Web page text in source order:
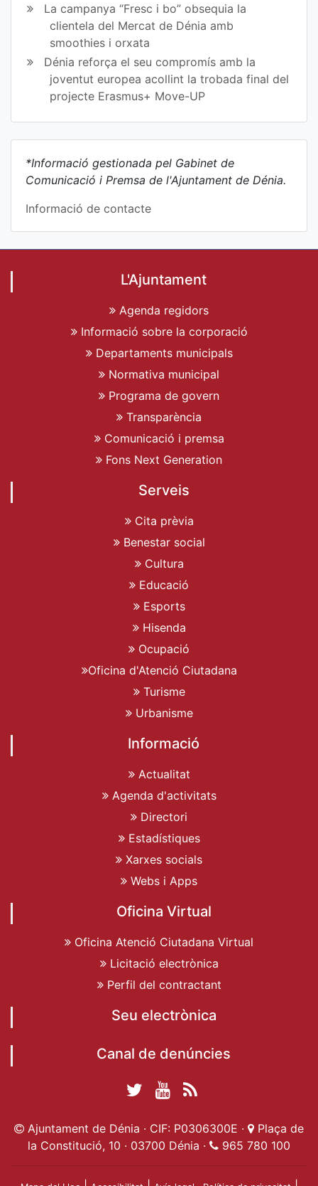
La campanya “Fresc i bo” obsequia la
clientela del Mercat de Dénia amb
smoothies i orxata
Dénia reforça el seu compromís amb la
joventut europea acollint la trobada final del
projecte Erasmus+ Move-UP
*Informació gestionada pel Gabinet de
Comunicació i Premsa de l'Ajuntament de Dénia.
Informació de contacte
L'Ajuntament
Agenda regidors
Informació sobre la corporació
Departaments municipals
Normativa municipal
Programa de govern
Transparència
Comunicació i premsa
Fons Next Generation
Serveis
Cita prèvia
Benestar social
Cultura
Educació
Esports
Hisenda
Ocupació
Oficina d'Atenció Ciutadana
Turisme
Urbanisme
Informació
Actualitat
Agenda d'activitats
Directori
Estadístiques
Xarxes socials
Webs i Apps
Oficina Virtual
Oficina Atenció Ciutadana Virtual
Licitació electrònica
Perfil del contractant
Seu electrònica
Canal de denúncies
de Dénia
Twitter Ajuntament
de Dénia
Ajuntament de
Dénia
Actualitat
Ajuntament
Ajuntament de Dénia · CIF: P0306300E ·
Plaça de
la Constitució, 10 · 03700 Dénia ·
965 780 100